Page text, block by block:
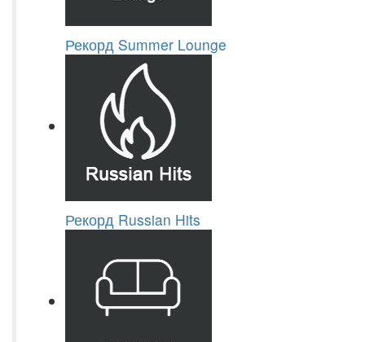
Рекорд Summer Lounge
Рекорд Russian Hits